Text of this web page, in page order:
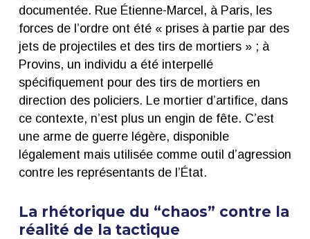
documentée. Rue Étienne-Marcel, à Paris, les
forces de l’ordre ont été « prises à partie par des
jets de projectiles et des tirs de mortiers » ; à
Provins, un individu a été interpellé
spécifiquement pour des tirs de mortiers en
direction des policiers. Le mortier d’artifice, dans
ce contexte, n’est plus un engin de fête. C’est
une arme de guerre légère, disponible
légalement mais utilisée comme outil d’agression
contre les représentants de l’État.
La rhétorique du “chaos” contre la
réalité de la tactique